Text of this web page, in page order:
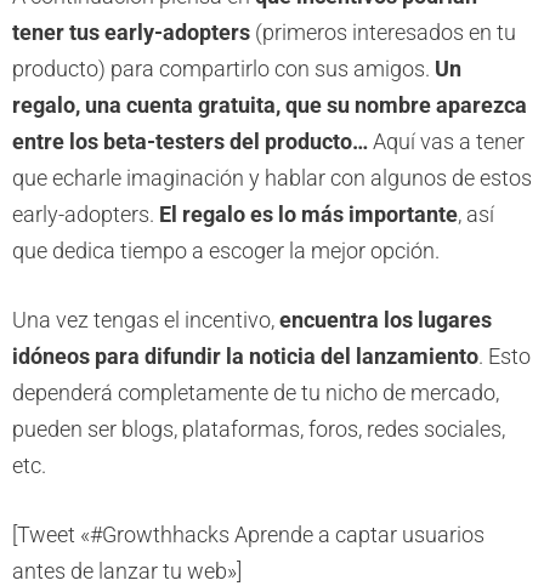
tener tus early-adopters (primeros interesados en tu
producto) para compartirlo con sus amigos. Un
regalo, una cuenta gratuita, que su nombre aparezca
entre los beta-testers del producto…Aquí vas a tener
que echarle imaginación y hablar con algunos de estos
early-adopters. El regalo es lo más importante, así
que dedica tiempo a escoger la mejor opción.
Una vez tengas el incentivo,encuentra los lugares
idóneos para difundir la noticia del lanzamiento. Esto
dependerá completamente de tu nicho de mercado,
pueden ser blogs, plataformas, foros, redes sociales,
etc.
[Tweet «#Growthhacks Aprende a captar usuarios
antes de lanzar tu web»]